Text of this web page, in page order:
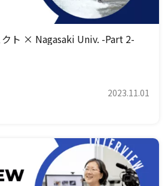
クト × Nagasaki Univ. -Part 2-
2023.11.01